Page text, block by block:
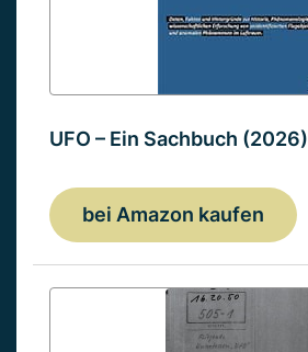
UFO – Ein Sachbuch (2026)
bei Amazon kaufen